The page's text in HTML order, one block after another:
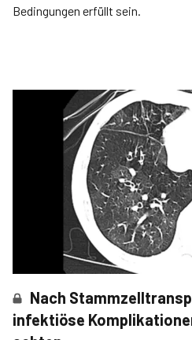
Bedingungen erfüllt sein.
Nach
infektiöse